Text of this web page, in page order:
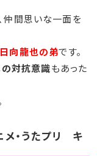
仲間思いな一面を
日向龍也の弟です。
対抗意識もあった
メ・うたプリ キ